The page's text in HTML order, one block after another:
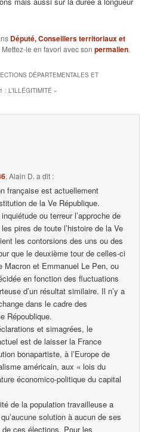
Député, Conseillers territoriaux et
Mettez-le en favori avec sonpermalien.
DÉPARTEMENTALES ET
: L’ILLÉGITIMITÉ »
,Alain D. a dit :
française est actuellement
de la Ve République.
ou terreur l’approche de
pires de toute l’histoire de la Ve
les contorsions des uns ou des
que le deuxième tour de celles-ci
Macron et Emmanuel Le Pen, ou
en fonction des fluctuations
d’un résultat similaire. Il n’y a
dans le cadre des
Répoublique.
et simagrées, le
est de laisser la France
bonapartiste, à l’Europe de
américain, aux « lois du
économico-politique du capital
de la population travailleuse a
solution à aucun de ses
ces élections. Pour les